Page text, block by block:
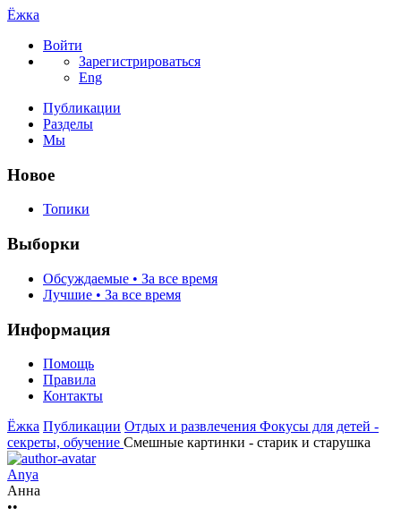
Ёжка
Войти
Зарегистрироваться
Eng
Публикации
Разделы
Мы
Новое
Топики
Выборки
Обсуждаемые • За все время
Лучшие • За все время
Информация
Помощь
Правила
Контакты
Ёжка Публикации Отдых и развлечения Фокусы для детей -
секреты, обучение Смешные картинки - старик и старушка
Anya
Анна
••